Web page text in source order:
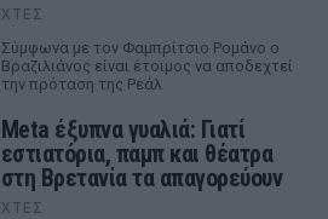
ΧΤΕΣ
Σύμφωνα με τον Φαμπρίτσιο Ρομάνο ο
Βραζιλιάνος είναι έτοιμος να αποδεχτεί
την πρόταση της Ρεάλ
Meta έξυπνα γυαλιά: Γιατί
εστιατόρια, παμπ και θέατρα
στη Βρετανία τα απαγορεύουν
ΧΤΕΣ